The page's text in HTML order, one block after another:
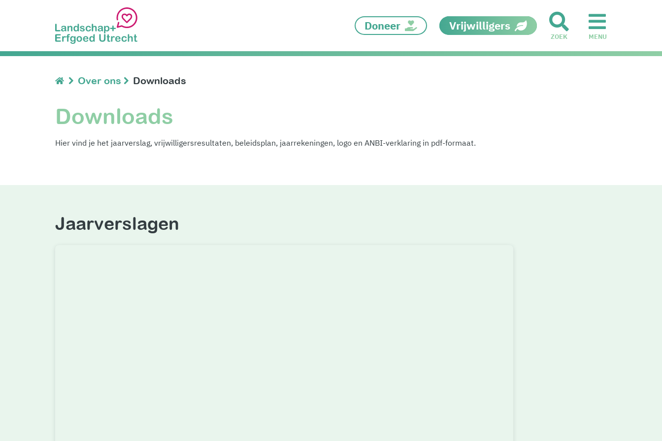
Doneer Vrijwilligers
ZOEK MENU
Over ons Downloads
Downloads
Hier vind je het jaarverslag, vrijwilligersresultaten, beleidsplan, jaarrekeningen, logo en ANBI-verklaring in pdf-formaat.
Jaarverslagen